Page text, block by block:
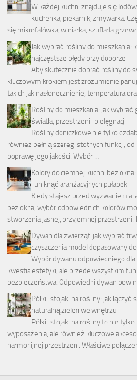
W każdej kuchni znajduje się
kuchenka, piekarnik, zmywarka.
się mikrofalówka, winiarka, szuflada
Jak wybrać rośliny do mieszkania:
najczęstsze błędy przy doborze
Aby skutecznie dobrać rośliny do
kluczowym krokiem jest zrozumienie
takich jak nasłonecznienie, temperatura
Rośliny do mieszkania: jak wybrać
światła, przestrzeni i pielęgnacji
Rośliny doniczkowe nie tylko
również pełnią szereg istotnych funkcji,
poprawę jego jakości. Wybór …
Kolory do ciemnej kuchni bez
i uniknąć aranżacyjnych pułapek
Kiedy stajesz przed wyzwaniem
bez okna, wybór odpowiednich kolorów
stworzenia jasnej, przyjemnej przestrzeni.
Dywan dla zwierząt: jak wybrać
czyszczenia model dopasowany
Wybór dywanu odpowiedniego
kwestia estetyki, ale przede wszystkim
bezpieczeństwa. Odpowiedni dywan
Półki i stojaki na rośliny: jak
naturalną zieleń we wnętrzu
Półki i stojaki na rośliny to nie
wyposażenia, ale również kluczowe
harmonijnej przestrzeni. Właściwe